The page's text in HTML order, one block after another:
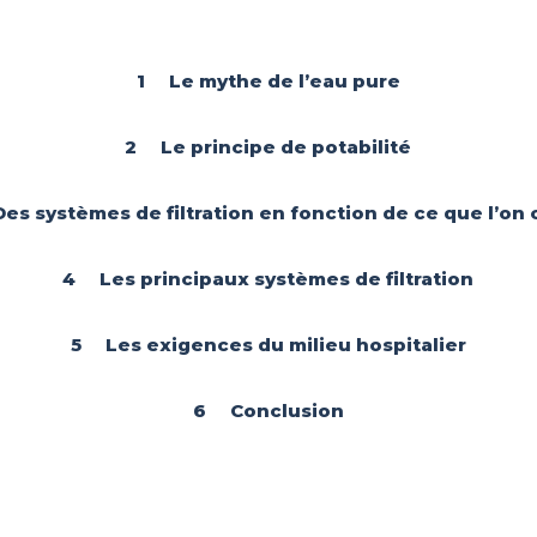
1 Le mythe de l’eau pure
2 Le principe de potabilité
systèmes de filtration en fonction de ce que l’on
4 Les principaux systèmes de filtration
5 Les exigences du milieu hospitalier
6 Conclusion